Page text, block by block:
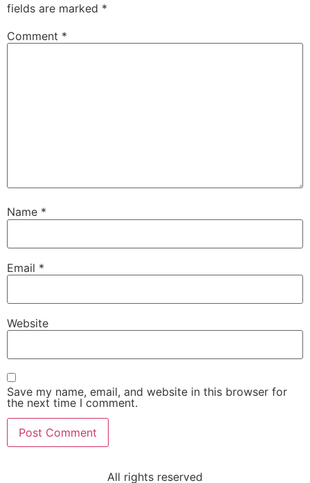
fields are marked *
Comment *
Name *
Email *
Website
Save my name, email, and website in this browser for
the next time I comment.
All rights reserved